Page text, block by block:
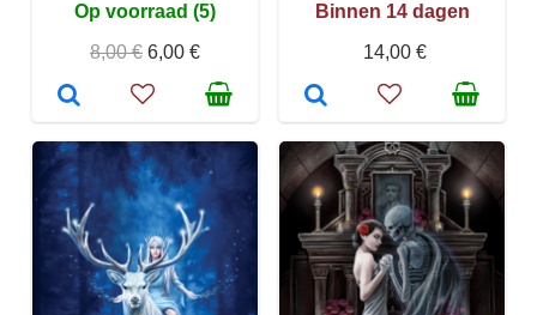
Op voorraad (5)
8,00 € 6,00 €
Binnen 14 dagen
14,00 €